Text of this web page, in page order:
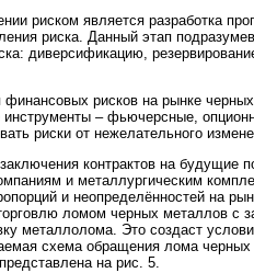
риском является разработка
риска. Данный этап
диверсификацию,
рисков на рынке
– фьючерсные,
риски от нежелательного
контрактов на будущие
и металлургическим
и неопределённостей на
ломом черных металлов с
металлолома. Это создаст
схема обращения лома
на рис. 5.